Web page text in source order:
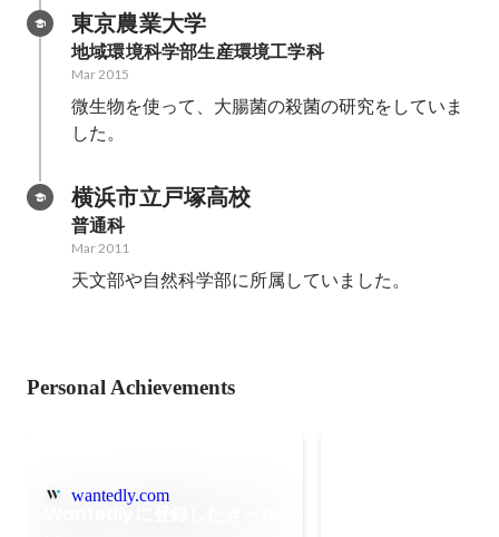
東京農業大学
地域環境科学部生産環境工学科
Mar 2015
微生物を使って、大腸菌の殺菌の研究をしていま
した。
横浜市立戸塚高校
普通科
Mar 2011
天文部や自然科学部に所属していました。
Personal Achievements
wantedly.com